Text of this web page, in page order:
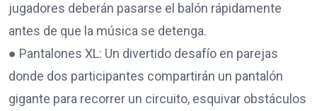
jugadores deberán pasarse el balón rápidamente
antes de que la música se detenga.
● Pantalones XL: Un divertido desafío en parejas
donde dos participantes compartirán un pantalón
gigante para recorrer un circuito, esquivar obstáculos